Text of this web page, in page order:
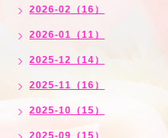
2026-02（16）
2026-01（11）
2025-12（14）
2025-11（16）
2025-10（15）
2025-09（15）